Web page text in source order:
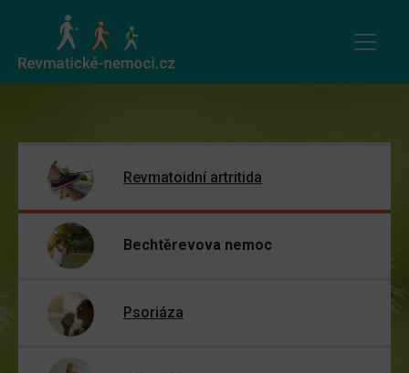
Revmatoidní artritida
Bechtěrevova nemoc
Psoriáza